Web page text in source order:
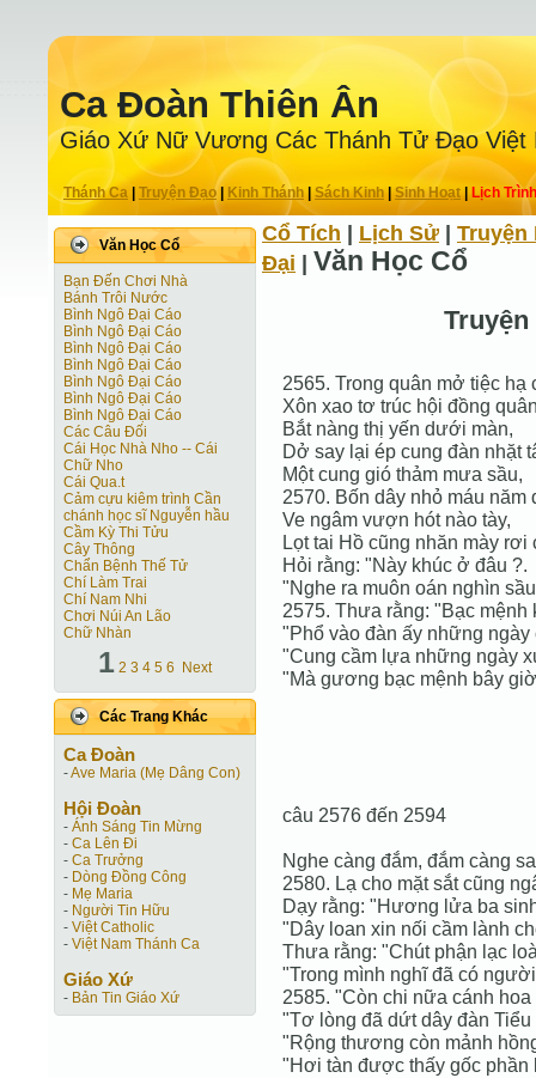
Ca Ðoàn Thiên Ân
Giáo Xứ Nữ Vương Các Thánh Tử Ðạo Việt
Thánh Ca Truyện Ðạo| Kinh Thánh Sách Kinh|Sinh Hoạt| Lịch Trình
Văn Học Cổ
Bạn Đến Chơi Nhà
Bánh Trôi Nước
Bình Ngô Đại Cáo
Bình Ngô Đại Cáo
Bình Ngô Đại Cáo
Bình Ngô Đại Cáo
Bình Ngô Đại Cáo
Bình Ngô Đại Cáo
Bình Ngô Đại Cáo
Các Câu Đối
Cái Học Nhà Nho -- Cái
Chữ Nho
Cái Qua.t
Cảm cựu kiêm trình Cần
chánh học sĩ Nguyễn hầu
Cầm Kỳ Thi Tửu
Cây Thông
Chẩn Bệnh Thế Tử
Chí Làm Trai
Chí Nam Nhi
Chơi Núi An Lão
Chữ Nhàn
1 2 3 4 5 6 Next
Các Trang Khác
Ca Ðoàn
-Ave Maria (Mẹ Dâng Con)
Hội Ðoàn
- Ánh Sáng Tin Mừng
- Ca Lên Đi
- Ca Trưởng
- Dòng Đồng Công
- Mẹ Maria
- Người Tin Hữu
- Việt Catholic
- Việt Nam Thánh Ca
Giáo Xứ
- Bản Tin Giáo Xứ
Cổ Tích Lịch Sử
Truyện
Ðại
Văn Học Cổ
Truyện
2565. Trong quân mở tiệc hạ
Xôn xao tơ trúc hội đồng
Bắt nàng thị yến dưới màn,
Dở say lại ép cung đàn nhặt
Một cung gió thảm mưa sầu,
2570. Bốn dây nhỏ máu năm
Ve ngâm vượn hót nào tày,
Lọt tai Hồ cũng nhăn mày rơi
Hỏi rằng: "Này khúc ở đâu ?.
"Nghe ra muôn oán nghìn
2575. Thưa rằng: "Bạc mệnh
"Phổ vào đàn ấy những ngày
"Cung cầm lựa những ngày
"Mà gương bạc mệnh bây
câu 2576 đến 2594
Nghe càng đắm, đắm càng
2580. Lạ cho mặt sắt cũng
Dạy rằng: "Hương lửa ba
"Dây loan xin nối cầm lành
Thưa rằng: "Chút phận lạc
"Trong mình nghĩ đã có
2585. "Còn chi nữa cánh hoa
"Tơ lòng đã dứt dây đàn Tiểu
"Rộng thương còn mảnh
"Hơi tàn được thấy gốc phần